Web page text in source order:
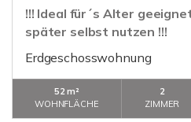
!!! Ideal für´s Alter
später selbst nutzen !!!
Erdgeschosswohnung
52 m²
WOHNFLÄCHE
2
ZIMMER